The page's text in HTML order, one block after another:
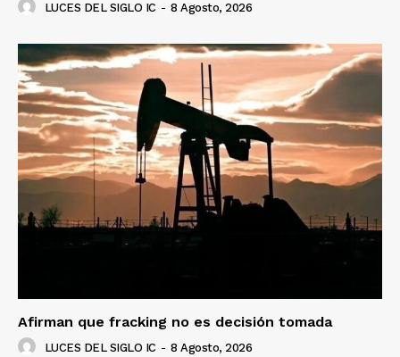
LUCES DEL SIGLO IC - 8 Agosto, 2026
Afirman que fracking no es decisión tomada
LUCES DEL SIGLO IC - 8 Agosto, 2026